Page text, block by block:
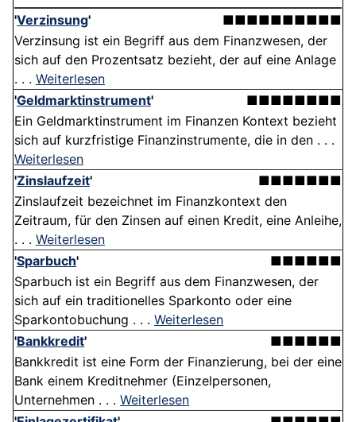
'Verzinsung'
■■■■■■■■■■
Verzinsung ist ein Begriff aus dem Finanzwesen, der
sich auf den Prozentsatz bezieht, der auf eine Anlage
. . . Weiterlesen
'Geldmarktinstrument'
■■■■■■■■
Ein Geldmarktinstrument im Finanzen Kontext bezieht
sich auf kurzfristige Finanzinstrumente, die in den . . .
Weiterlesen
'Zinslaufzeit'
■■■■■■■
Zinslaufzeit bezeichnet im Finanzkontext den
Zeitraum, für den Zinsen auf einen Kredit, eine Anleihe,
. . . Weiterlesen
'Sparbuch'
■■■■■■
Sparbuch ist ein Begriff aus dem Finanzwesen, der
sich auf ein traditionelles Sparkonto oder eine
Sparkontobuchung . . . Weiterlesen
'Bankkredit'
■■■■■■
Bankkredit ist eine Form der Finanzierung, bei der eine
Bank einem Kreditnehmer (Einzelpersonen,
Unternehmen . . . Weiterlesen